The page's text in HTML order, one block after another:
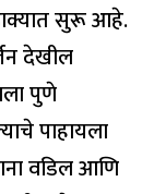
सुरू आहे.
देखील
पुणे
पाहायला
वडिल आणि